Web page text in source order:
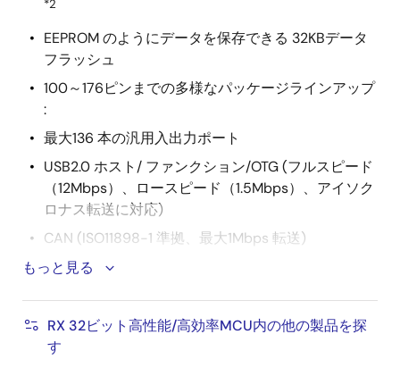
*2
EEPROM のようにデータを保存できる 32KBデータ
フラッシュ
100～176ピンまでの多様なパッケージラインアップ
:
最大136 本の汎用入出力ポート
USB2.0 ホスト/ ファンクション/OTG (フルスピード
（12Mbps）、ロースピード（1.5Mbps）、アイソク
ロナス転送に対応)
CAN (ISO11898-1 準拠、最大1Mbps 転送)
SD Host I/F(SD メモリ/SDIO 1 or 4 ビット SDバスを
SD Slave I/F(SDIO Card Spec Ver2.00準拠)
QSPI(XIPモード非対応)
もっと見る
RX 32ビット高性能/高効率MCU内の他の製品を探
す